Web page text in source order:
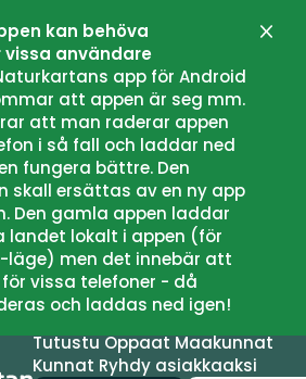
kan behöva
användare
app för Android
att appen är seg mm.
att man raderar appen
i så fall och laddar ned
fungera bättre. Den
skall ersättas av en ny app
Den gamla appen laddar
landet lokalt i appen (för
men det innebär att
vissa telefoner - då
och laddas ned igen!
Sulje
TutustuOppaatMaakunnat
Kunnat Ryhdy asiakkaaksi